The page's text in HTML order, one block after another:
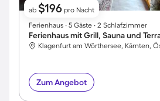
ab $196 pro Nacht
Ferienhaus ∙ 5 Gäste ∙ 2 Schlafzimmer
Zum Angebot